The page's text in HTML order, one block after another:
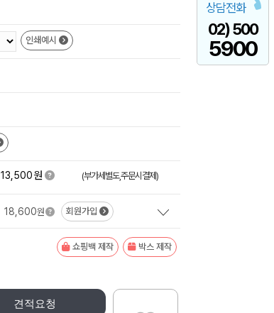
상담전화
02) 500
5900
인쇄예시
13,500원 (부가세별도,주문시결제)
18,600원 회원가입
쇼핑백 제작 박스 제작
견적요청